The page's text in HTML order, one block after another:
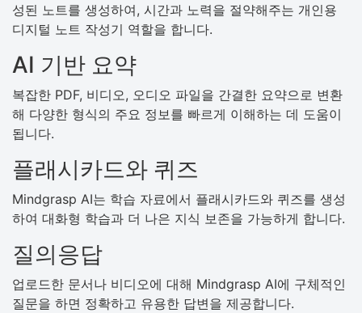
성된 노트를 생성하여, 시간과 노력을 절약해주는 개인용
디지털 노트 작성기 역할을 합니다.
AI 기반 요약
복잡한 PDF, 비디오, 오디오 파일을 간결한 요약으로 변환
해 다양한 형식의 주요 정보를 빠르게 이해하는 데 도움이
됩니다.
플래시카드와 퀴즈
Mindgrasp AI는 학습 자료에서 플래시카드와 퀴즈를 생성
하여 대화형 학습과 더 나은 지식 보존을 가능하게 합니다.
질의응답
업로드한 문서나 비디오에 대해 Mindgrasp AI에 구체적인
질문을 하면 정확하고 유용한 답변을 제공합니다.